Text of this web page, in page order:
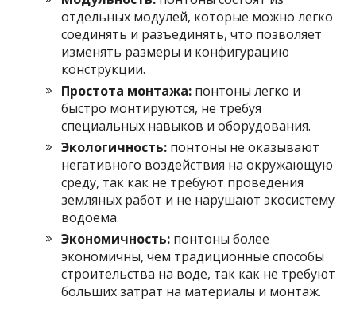
отдельных модулей, которые можно легко
соединять и разъединять, что позволяет
изменять размеры и конфигурацию
конструкции.
Простота монтажа: понтоны легко и
быстро монтируются, не требуя
специальных навыков и оборудования.
Экологичность: понтоны не оказывают
негативного воздействия на окружающую
среду, так как не требуют проведения
земляных работ и не нарушают экосистему
водоема.
Экономичность: понтоны более
экономичны, чем традиционные способы
строительства на воде, так как не требуют
больших затрат на материалы и монтаж.